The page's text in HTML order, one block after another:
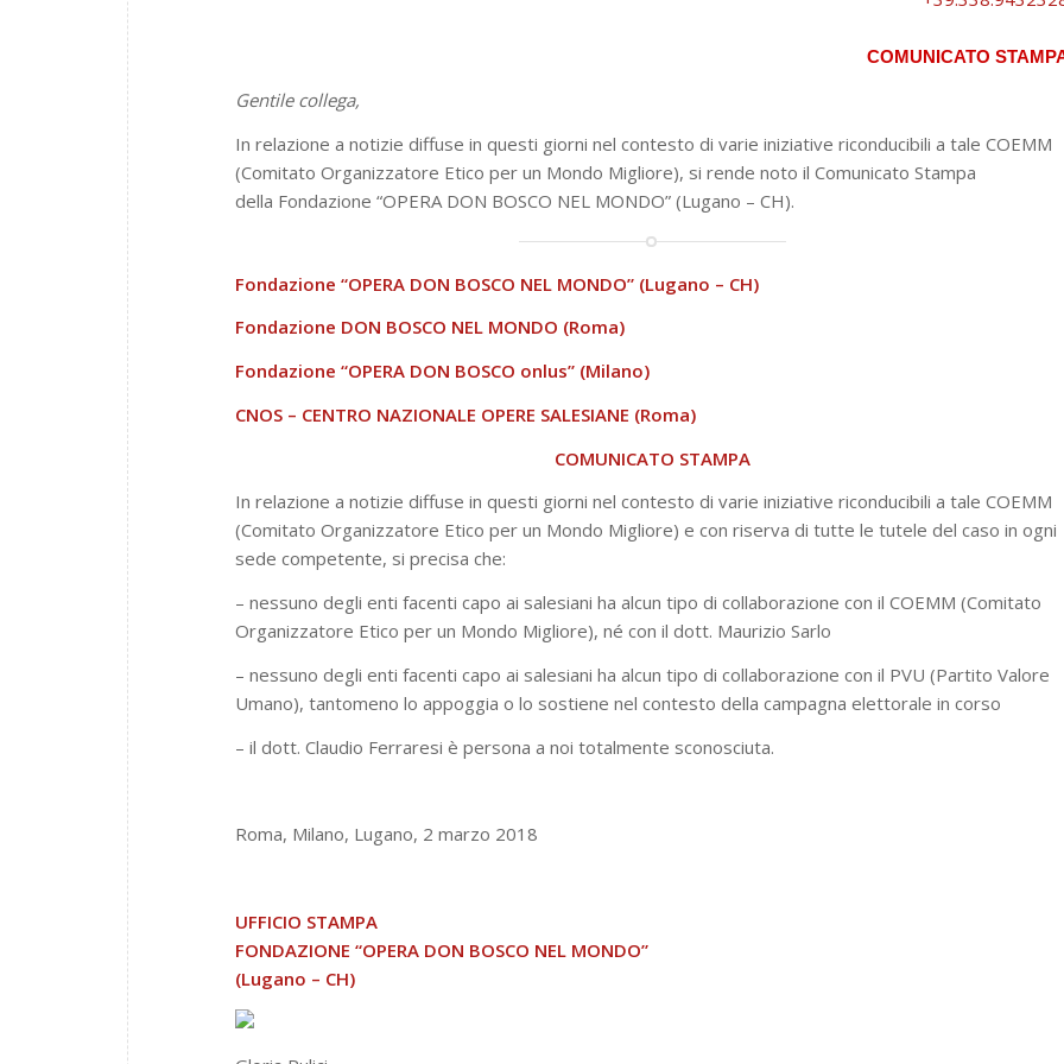
COMUNICATO
Gentile collega,
In relazione a notizie diffuse in questi giorni nel contesto di varie iniziative riconducibili a tale COEMM
(Comitato Organizzatore Etico per un Mondo Migliore), si rende noto il Comunicato Stampa
della Fondazione “OPERA DON BOSCO NEL MONDO” (Lugano – CH).
Fondazione “OPERA DON BOSCO NEL MONDO” (Lugano – CH)
Fondazione DON BOSCO NEL MONDO (Roma)
Fondazione “OPERA DON BOSCO onlus” (Milano)
CNOS – CENTRO NAZIONALE OPERE SALESIANE (Roma)
COMUNICATO STAMPA
In relazione a notizie diffuse in questi giorni nel contesto di varie iniziative riconducibili a tale COEMM
(Comitato Organizzatore Etico per un Mondo Migliore) e con riserva di tutte le tutele del caso in ogni
sede competente, si precisa che:
– nessuno degli enti facenti capo ai salesiani ha alcun tipo di collaborazione con il COEMM (Comitato
Organizzatore Etico per un Mondo Migliore), né con il dott. Maurizio Sarlo
– nessuno degli enti facenti capo ai salesiani ha alcun tipo di collaborazione con il PVU (Partito Valore
Umano), tantomeno lo appoggia o lo sostiene nel contesto della campagna elettorale in corso
– il dott. Claudio Ferraresi è persona a noi totalmente sconosciuta.
Roma, Milano, Lugano, 2 marzo 2018
UFFICIO STAMPA
FONDAZIONE “OPERA DON BOSCO NEL MONDO”
(Lugano – CH)